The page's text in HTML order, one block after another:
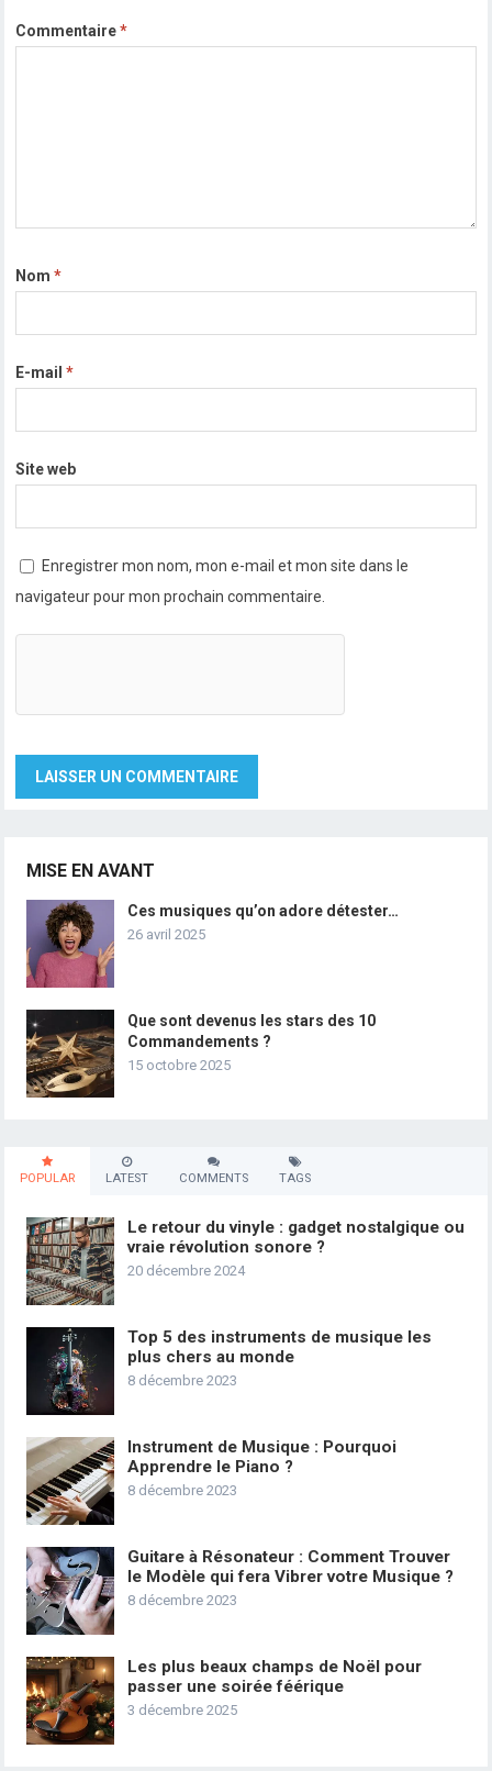
Commentaire*
Nom*
E-mail*
Site web
Enregistrer mon nom, mon e-mail et mon site dans le
navigateur pour mon prochain commentaire.
MISE EN AVANT
Ces musiques qu’on adore détester…
26 avril 2025
Que sont devenus les stars des 10
Commandements ?
15 octobre 2025
POPULAR LATEST COMMENTS TAGS
Le retour du vinyle : gadget nostalgique ou
vraie révolution sonore ?
20 décembre 2024
Top 5 des instruments de musique les
plus chers au monde
8 décembre 2023
Instrument de Musique : Pourquoi
Apprendre le Piano ?
8 décembre 2023
Guitare à Résonateur : Comment Trouver
le Modèle qui fera Vibrer votre Musique ?
8 décembre 2023
Les plus beaux champs de Noël pour
passer une soirée féérique
3 décembre 2025